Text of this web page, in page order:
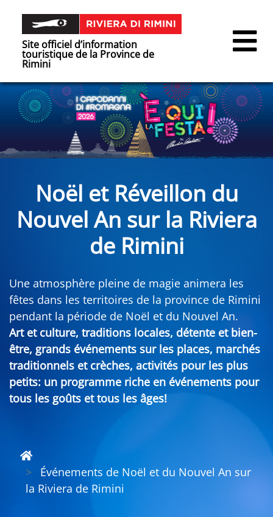
Site officiel d’information
touristique de la Province de
Rimini
Noël et Réveillon du
Nouvel An sur la Riviera
de Rimini
Une atmosphère pleine de magie animera les
fêtes dans les territoires de la province de Rimini
pendant la période de Noël et du Nouvel An.
Art et culture, traditions locales, détente et bien-
être, grands événements sur les places, marchés
traditionnels et crèches, activités pour les plus
petits: un programme riche en événements pour
tous les goûts et tous les âges!
Événements de Noël et du Nouvel An sur
la Riviera de Rimini